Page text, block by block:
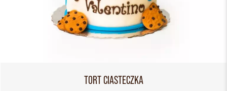
TORT CIASTECZKA